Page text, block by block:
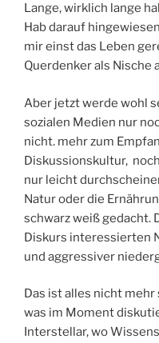
Lange, wirklich lange
Hab darauf
mir einst das Leben
Querdenker als Nische
Aber jetzt werde wohl
sozialen Medien nur
nicht. mehr zum
Diskussionskultur,
nur leicht
Natur oder die
schwarz weiß gedacht.
Diskurs interessierten
und aggressiver
Das ist alles nicht
was im Moment
Interstellar, wo